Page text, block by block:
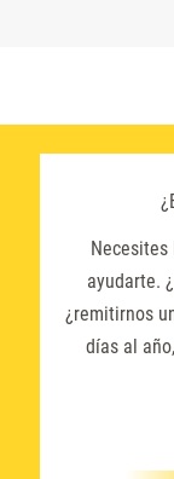
ayudarte.
¿remitirnos
días al